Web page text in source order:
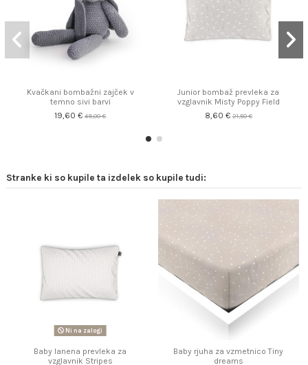
Kvačkani bombažni zajček v
temno sivi barvi
19,60 €49,00 €
Junior bombaž prevleka za
vzglavnik Misty Poppy Field
8,60 € 21,50 €
Stranke ki so kupile ta izdelek so kupile tudi:
Ni na zalogi
Baby lanena prevleka za
vzglavnik Stripes
Baby rjuha za vzmetnico Tiny
dreams